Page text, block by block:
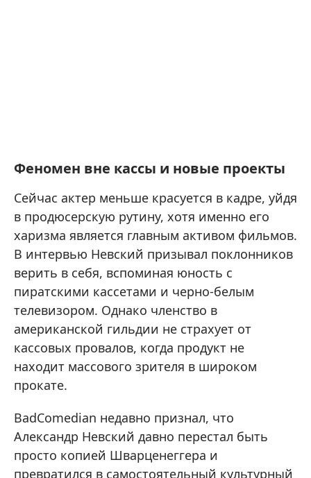
Феномен вне кассы и новые проекты
Сейчас актер меньше красуется в кадре, уйдя
в продюсерскую рутину, хотя именно его
харизма является главным активом фильмов.
В интервью Невский призывал поклонников
верить в себя, вспоминая юность с
пиратскими кассетами и черно-белым
телевизором. Однако членство в
американской гильдии не страхует от
кассовых провалов, когда продукт не
находит массового зрителя в широком
прокате.
BadComedian недавно признал, что
Александр Невский давно перестал быть
просто копией Шварценеггера и
превратился в самостоятельный культурный